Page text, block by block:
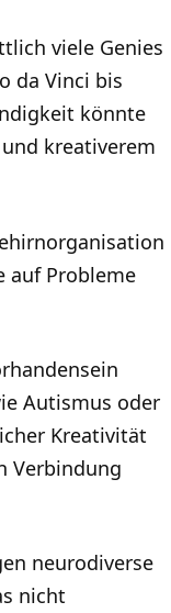
viele Genies
da Vinci bis
könnte
kreativerem
auf Probleme
Autismus oder
Kreativität
Verbindung
neurodiverse
nicht